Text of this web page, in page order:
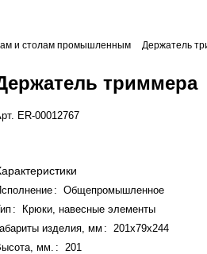
и столам промышленным Держатель
триммера
ER-00012767
:
Общепромышленное
:
Крюки, навесные элементы
изделия, мм :
201х79х244
мм. :
201